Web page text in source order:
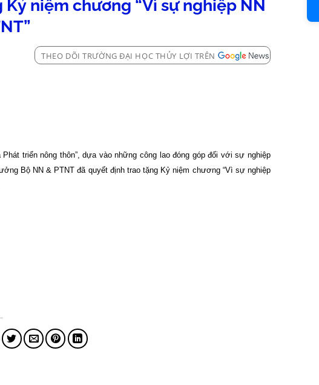
niệm chương “Vì sự nghiệp NN
THEO DÕI TRƯỜNG ĐẠI HỌC THỦY LỢI TRÊN
triển nông thôn”, dựa vào những công lao đóng góp đối với sự nghiệp
Bộ NN & PTNT đã quyết định trao tặng Kỷ niệm chương “Vì sự nghiệp